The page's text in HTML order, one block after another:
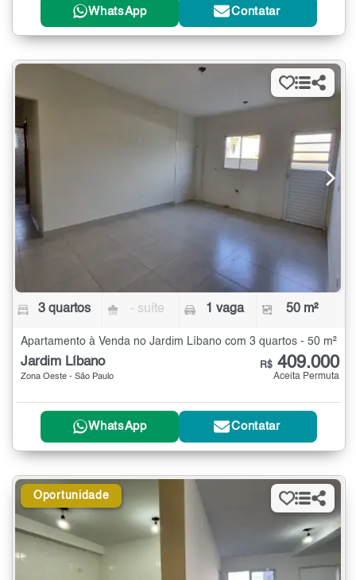
WhatsApp Contatar
3 quartos - suíte 1 vaga 50 m²
Apartamento à Venda no Jardim Líbano com 3 quartos - 50 m²
Jardim Líbano
Zona Oeste - São Paulo
R$ 409.000
Aceita Permuta
WhatsApp Contatar
Oportunidade